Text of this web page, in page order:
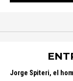
Jorge Spiteri, el